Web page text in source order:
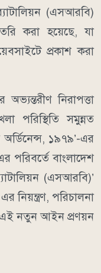
(এসআরবি)
করা হয়েছে, যা
প্রকাশ করা
নিরাপত্তা
পরিস্থিতি সমুন্নত
১৯৭৯’-এর
পরিবর্তে বাংলাদেশ
(এসআরবি)’
নিয়ন্ত্রণ, পরিচালনা
এই নতুন আইন প্রণয়ন